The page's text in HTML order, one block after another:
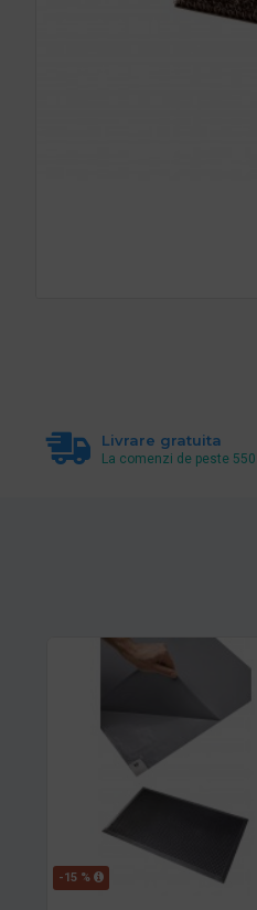
Livrare gratuita
La comenzi de peste 550
-15 %